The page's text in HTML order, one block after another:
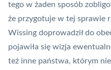
tego w żaden sposób
że przygotuje w tej sprawie
Wissing doprowadził do
pojawiła się wizja
też inne państwa, którym